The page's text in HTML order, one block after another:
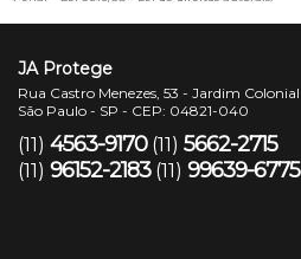
JA Protege
Rua Castro Menezes, 53 - Jardim Colonial
São Paulo - SP - CEP: 04821-040
(11) 4563-9170 (11) 5662-2715
(11) 96152-2183 (11) 99639-6775